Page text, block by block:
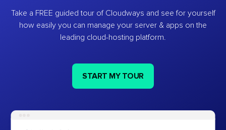
Take a FREE guided tour of Cloudways and see for yourself
how easily you can manage your server & apps on the
leading cloud-hosting platform.
START MY TOUR